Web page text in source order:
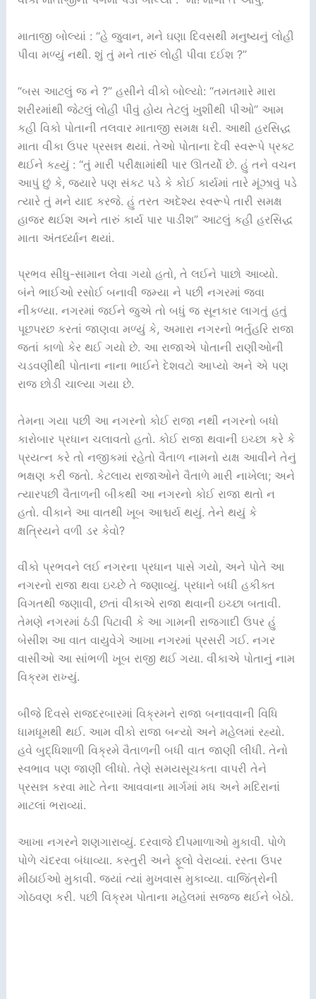
માતાજી બોલ્યાં : “હે જુવાન, મને ઘણા દિવસથી મનુષ્યનું લોહી
પીવા મળ્યું નથી. શું તું મને તારું લોહી પીવા દઈશ ?”
“બસ આટલું જ ને ?” હસીને વીકો બોલ્યો: “તમતમારે મારા
શરીરમાંથી જેટલું લોહી પીવું હોય તેટલું ખુશીથી પીઓ” આમ
કહી વિકો પોતાની તલવાર માતાજી સમક્ષ ધરી. આથી હરસિદ્ધ
માતા વીકા ઉપર પ્રસન્ન થયાં. તેઓ પોતાના દેવી સ્વરૂપે પ્રક્ટ
થઈને કહ્યું : “તું મારી પરીક્ષામાંથી પાર ઊતર્યો છે. હું તને વચન
આપું છું કે, જ્યારે પણ સંકટ પડે કે કોઈ કાર્યમાં તારે મૂંઝાવું પડે
ત્યારે તું મને યાદ કરજે. હું તરત અદેશ્ય સ્વરૂપે તારી સમક્ષ
હાજર થઈશ અને તારું કાર્ય પાર પાડીશ” આટલું કહી હરસિદ્ધ
માતા અંતર્ધ્યાન થયાં.
પ્રભવ સીધુ-સામાન લેવા ગયો હતો, તે લઈને પાછો આવ્યો.
બંને ભાઈઓ રસોઈ બનાવી જમ્યા ને પછી નગરમાં જવા
નીકળ્યા. નગરમાં જઈને જુએ તો બધું જ સૂનકાર લાગતું હતું
પૂછપરછ કરતાં જાણવા મળ્યું કે, અમારા નગરનો ભર્તુહરિ રાજા
જતાં કાળો કેર થઈ ગયો છે. આ રાજાએ પોતાની રાણીઓની
ચડવણીથી પોતાના નાના ભાઈને દેશવટો આપ્યો અને એ પણ
રાજ છોડી ચાલ્યા ગયા છે.
તેમના ગયા પછી આ નગરનો કોઈ રાજા નથી નગરનો બધો
કારોબાર પ્રધાન ચલાવતો હતો. કોઈ રાજા થવાની ઇચ્છા કરે કે
પ્રયત્ન કરે તો નજીકમાં રહેતો વૈતાળ નામનો યક્ષ આવીને તેનું
ભક્ષણ કરી જતો. કેટલાય રાજાઓને વૈતાળે મારી નાખેલા; અને
ત્યારપછી વૈતાળની બીકથી આ નગરનો કોઈ રાજા થતો ન
હતો. વીકાને આ વાતથી ખૂબ આશ્ચર્ય થયું. તેને થયું કે
ક્ષત્રિયને વળી ડર કેવો?
વીકો પ્રભવને લઈ નગરના પ્રધાન પાસે ગયો, અને પોતે આ
નગરનો રાજા થવા ઇચ્છે તે જણાવ્યું. પ્રધાને બધી હકીક્ત
વિગતથી જણાવી, છતાં વીકાએ રાજા થવાની ઇચ્છા બતાવી.
તેમણે નગરમાં ઠંડી પિટાવી કે આ ગામની રાજગાદી ઉપર હું
બેસીશ આ વાત વાયુવેગે આખા નગરમાં પ્રસરી ગઈ. નગર
વાસીઓ આ સાંભળી ખૂબ રાજી થઈ ગયા. વીકાએ પોતાનું નામ
વિક્રમ રાખ્યું.
બીજે દિવસે રાજદરબારમાં વિક્રમને રાજા બનાવવાની વિધિ
ધામધૂમથી થઈ. આમ વીકો રાજા બન્યો અને મહેલમાં રહ્યો.
હવે બુદ્ધિશાળી વિક્રમે વૈતાળની બધી વાત જાણી લીધી. તેનો
સ્વભાવ પણ જાણી લીધો. તેણે સમયસૂચકતા વાપરી તેને
પ્રસન્ન કરવા માટે તેના આવવાના માર્ગમાં મધ અને મદિરાનાં
માટલાં ભરાવ્યાં.
આખા નગરને શણગારાવ્યું. દરવાજે દીપમાળાઓ મુકાવી. પોળે
પોળે ચંદરવા બંધાવ્યા. કસ્તુરી અને ફૂલો વેરાવ્યાં. રસ્તા ઉપર
મીઠાઈઓ મુકાવી. જ્યાં ત્યાં મુખવાસ મુકાવ્યા. વાજિંત્રોની
ગોઠવણ કરી. પછી વિક્રમ પોતાના મહેલમાં સજજ થઈને બેઠો.